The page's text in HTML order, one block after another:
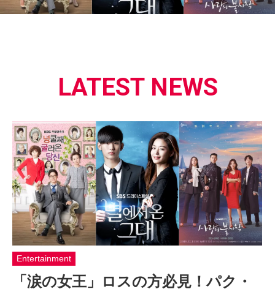
LATEST NEWS
Entertainment
「涙の女王」ロスの方必見！パク・